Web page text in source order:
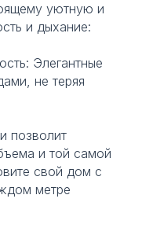
уютную и
и дыхание:
Элегантные
не теряя
позволит
и той самой
свой дом с
метре